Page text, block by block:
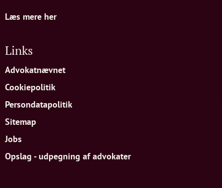
Læs mere her
Links
Advokatnævnet
Cookiepolitik
Persondatapolitik
Sitemap
Jobs
Opslag - udpegning af advokater